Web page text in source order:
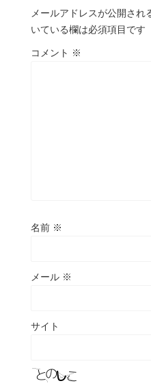
メールアドレスが公開され
いている欄は必須項目です
コメント ※
名前 ※
メール ※
サイト